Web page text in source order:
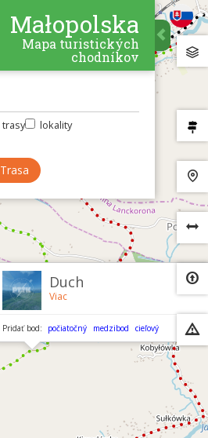
Duch
Viac
Pridať bod: počiatočný medzibod cieľový
Małopolska
Mapa turistických
chodníkov
trasy lokality
Trasa